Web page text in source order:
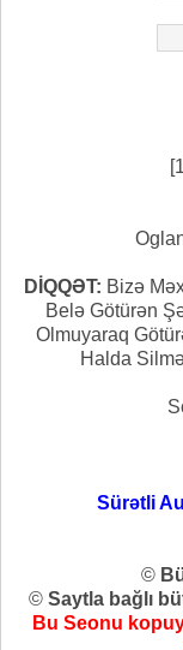
DİQQƏT: Bizə
Belə Götürən
Olmuyaraq
Halda
Sürətli
©
© Saytla bağlı
Bu Seonu